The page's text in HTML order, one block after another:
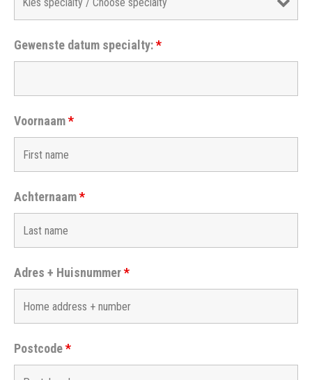
Gewenste datum specialty:*
Voornaam*
Achternaam*
Adres + Huisnummer*
Postcode*